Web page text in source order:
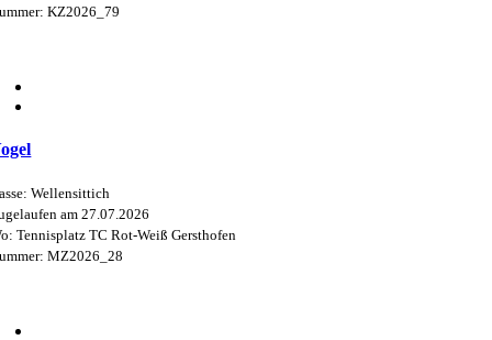
KZ2026_79
Wellensittich
am 27.07.2026
Tennisplatz TC Rot-Weiß Gersthofen
MZ2026_28